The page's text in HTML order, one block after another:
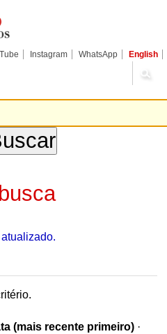
Instagram WhatsApp English
(mais recente primeiro) ·